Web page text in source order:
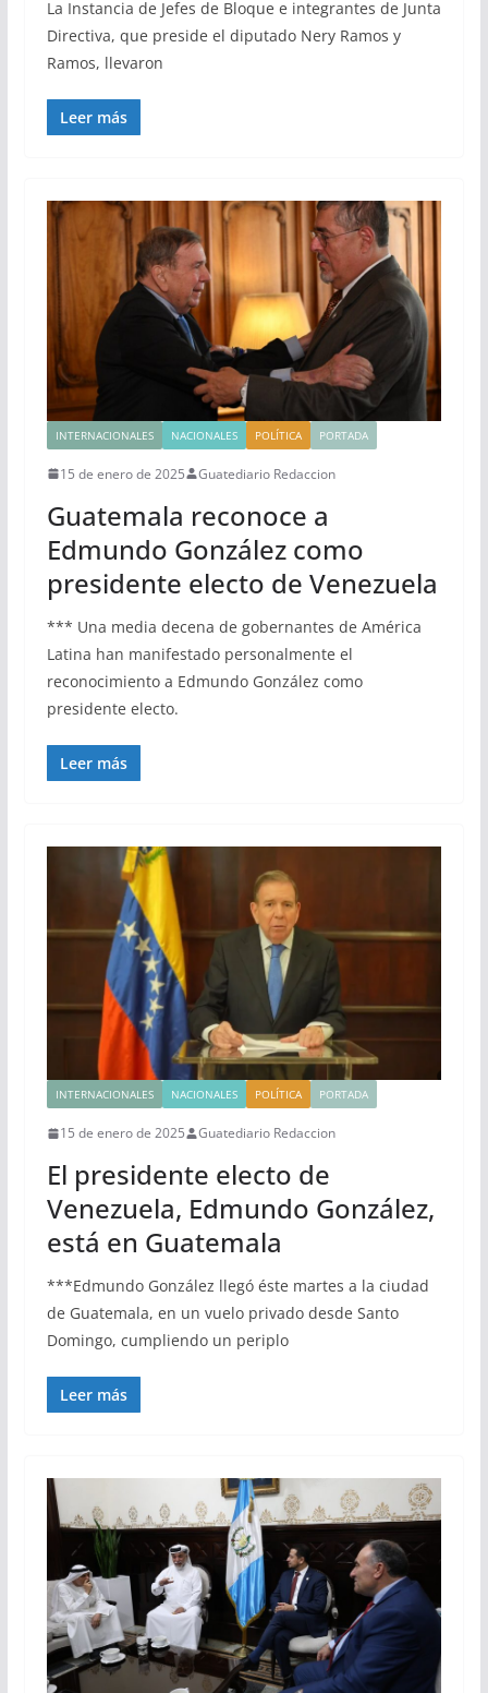
La Instancia de Jefes de Bloque e integrantes de Junta
Directiva, que preside el diputado Nery Ramos y
Ramos, llevaron
Leer más
INTERNACIONALES NACIONALES POLÍTICA PORTADA
15 de enero de 2025 Guatediario Redaccion
Guatemala reconoce a
Edmundo González como
presidente electo de Venezuela
*** Una media decena de gobernantes de América
Latina han manifestado personalmente el
reconocimiento a Edmundo González como
presidente electo.
Leer más
INTERNACIONALES NACIONALES POLÍTICA PORTADA
15 de enero de 2025 Guatediario Redaccion
El presidente electo de
Venezuela, Edmundo González,
está en Guatemala
***Edmundo González llegó éste martes a la ciudad
de Guatemala, en un vuelo privado desde Santo
Domingo, cumpliendo un periplo
Leer más